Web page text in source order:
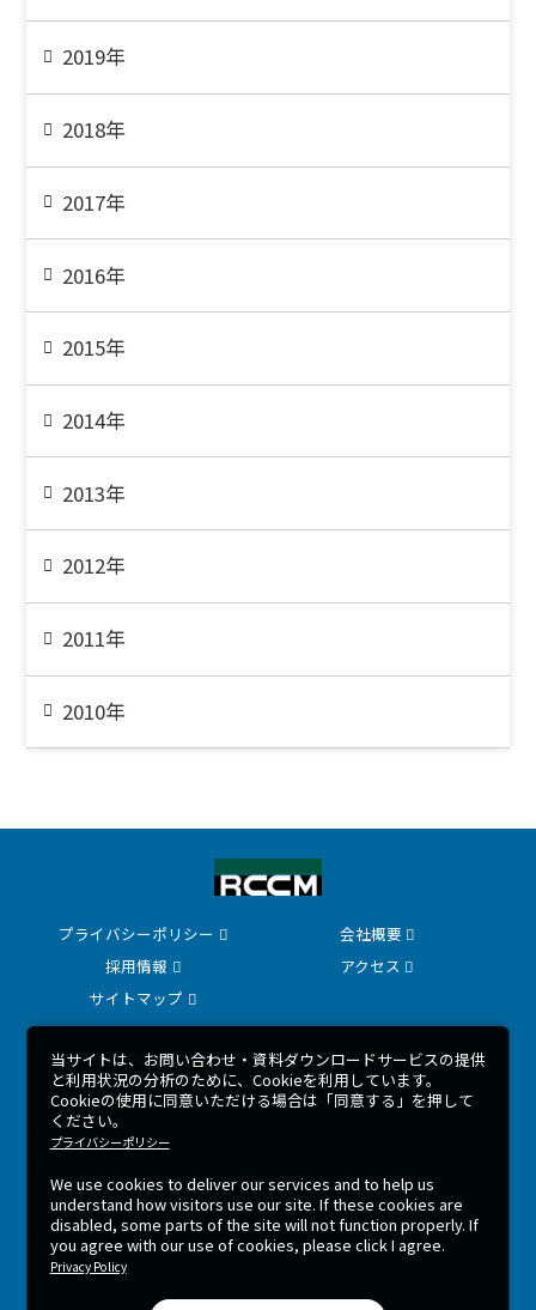
2019年
2018年
2017年
2016年
2015年
2014年
2013年
2012年
2011年
2010年
プライバシーポリシー
会社概要
採用情報
アクセス
サイトマップ
COPYRIGHT 2026 © RCCM ALL RIGHTS RESERVED.
当サイトは、お問い合わせ・資料ダウンロードサービスの提供
と利用状況の分析のために、Cookieを利用しています。
Cookieの使用に同意いただける場合は「同意する」を押して
ください。
プライバシーポリシー
We use cookies to deliver our services and to help us
understand how visitors use our site. If these cookies are
disabled, some parts of the site will not function properly. If
you agree with our use of cookies, please click I agree.
Privacy Policy